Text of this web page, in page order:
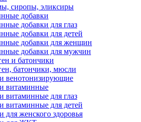
сиропы, эликсиры
добавки
добавки для глаз
добавки для детей
добавки для женщин
добавки для мужчин
и батончики
батончики, мюсли
венотонизирующие
витаминные
витаминные для глаз
витаминные для детей
для женского здоровья